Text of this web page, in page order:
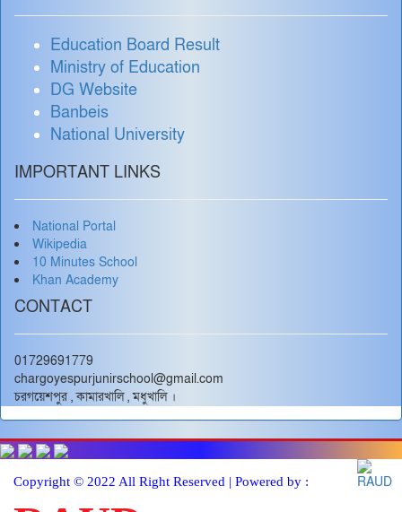
Education Board Result
Ministry of Education
DG Website
Banbeis
National University
IMPORTANT LINKS
National Portal
Wikipedia
10 Minutes School
Khan Academy
CONTACT
01729691779
chargoyespurjunirschool@gmail.com
চরগয়েশপুর , কামারখালি , মধুখালি ।
Copyright © 2022 All Right Reserved | Powered by :